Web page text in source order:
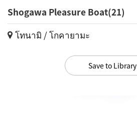
Shogawa Pleasure Boat(21)
โทนามิ / โกคายามะ
Save to Library